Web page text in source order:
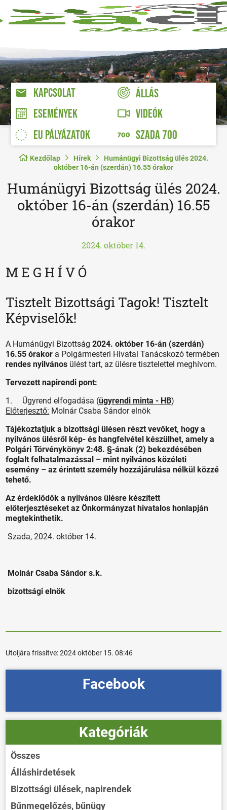
KAPCSOLAT
ÁLLÁS
ESEMÉNYEK
VIDEÓK
EU PÁLYÁZATOK
SZADA 700
Kezdőlap Hírek
Humánügyi Bizottság ülés 2024.
október 16-án (szerdán) 16.55 órakor
Humánügyi Bizottság ülés 2024.
október 16-án (szerdán) 16.55
órakor
2024. október 14.
M E G H Í V Ó
Tisztelt Bizottsági Tagok! Tisztelt
Képviselők!
A Humánügyi Bizottság2024. október 16-án (szerdán)
16.55 órakor a Polgármesteri Hivatal Tanácskozó termében
rendes nyilvános ülést tart, az ülésre tisztelettel meghívom.
Tervezett napirendi pont:
1. Ügyrend elfogadása (ügyrendi minta - HB)
Előterjesztő: Molnár Csaba Sándor elnök
Tájékoztatjuk a bizottsági ülésen részt vevőket, hogy a
nyilvános ülésről kép- és hangfelvétel készülhet, amely a
Polgári Törvénykönyv 2:48. §-ának (2) bekezdésében
foglalt felhatalmazással – mint nyilvános közéleti
esemény – az érintett személy hozzájárulása nélkül közzé
tehető.
Az érdeklődők a nyilvános ülésre készített
előterjesztéseket az Önkormányzat hivatalos honlapján
megtekinthetik.
Szada, 2024. október 14.
Molnár Csaba Sándor s.k.
bizottsági elnök
Utoljára frissítve:2024 október 15. 08:46
Facebook
Kategóriák
Összes
Álláshirdetések
Bizottsági ülések, napirendek
Bűnmegelőzés, bűnügy